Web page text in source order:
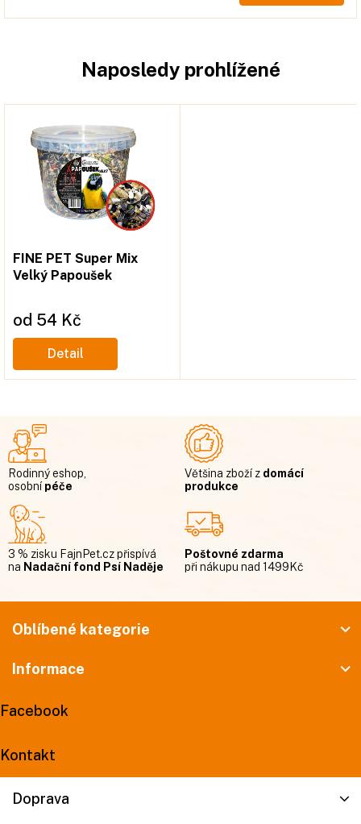
Naposledy prohlížené
FINE PET Super Mix
Velký Papoušek
od 54 Kč
Měrná
cena:Detail
Rodinný eshop,
osobní péče
Většina zboží z domácí
produkce
3 % zisku FajnPet.cz přispívá
na Nadační fond Psí Naděje
Poštovné zdarma
při nákupu nad 1499Kč
í
Oblíbené kategorie
Informace
Facebook
Kontakt
Doprava